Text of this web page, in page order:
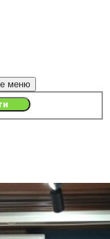
меню